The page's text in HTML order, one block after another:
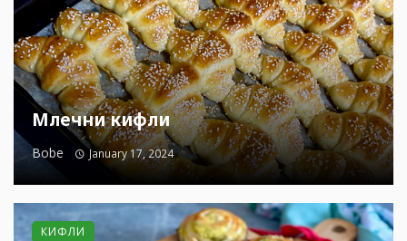
Млечни кифли
Bobe January 17, 2024
КИФЛИ